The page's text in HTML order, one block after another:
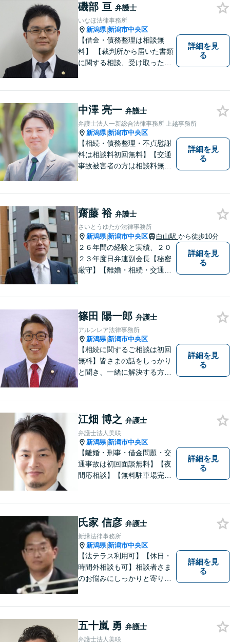
とはすぐにご相談ください。
磯部 亘 弁護士
いなほ法律事務所
新潟県|新潟市中央区
【借金・債務整理は相談無
料】 【裁判所から届いた書類
に関する相談、受け取った督
ーな対応を心がけておりま
す。相談先をお探しの方もお
気軽にご相談ください。
詳細を見
る
中澤 亮一 弁護士
弁護士法人一新総合法律事務所 上越事務所
新潟県|新潟市中央区
【相続・債務整理・不貞慰謝
料は相談料初回無料】【交通
事故被害者の方は相談料無料
思っています。
詳細を見
る
齋藤 裕 弁護士
さいとうゆたか法律事務所
新潟県|新潟市中央区 白山駅 から徒歩10分
２６年間の経験と実績、２０
２３年度日弁連副会長【秘密
厳守】【離婚・相続・交通事
詳細を見
る
篠田 陽一郎 弁護士
アルンレア法律事務所
新潟県|新潟市中央区
【相続に関するご相談は初回
無料】皆さまの話をしっかり
と聞き、一緒に解決する方法
詳細を見
る
江畑 博之 弁護士
弁護士法人美咲
新潟県|新潟市中央区
【離婚・刑事・借金問題・交
通事故は初回面談無料】【夜
間応相談】【無料駐車場完
個人の方も法人の方も、お気
軽にご相談ください。
詳細を見
る
氏家 信彦 弁護士
新緑法律事務所
新潟県|新潟市中央区
【法テラス利用可】【休日・
時間外相談も可】相談者さま
のお悩みにしっかりと寄り添
業・行政窓口など適切な相談
先をご紹介しています。
詳細を見
る
五十嵐 勇 弁護士
弁護士法人美咲